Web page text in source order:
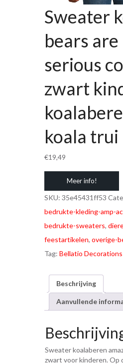
Sweater
bears are
serious
zwart
koala trui
€19,49
Meer info!
SKU: 35e45431ff53
bedrukte-kleding-amp-
bedrukte-sweaters,
feestartikelen, overige-
Tag: Bellatio Decorations
Beschrijving
Aanvullende
Sweater koalaberen
zwart voor kinderen. Op